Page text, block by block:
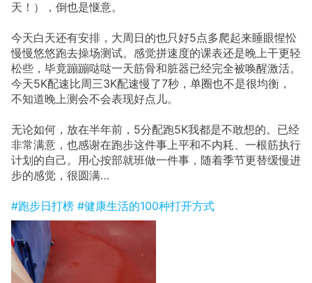
天！），倒也是惬意。
今天白天还有安排，大周日的也只好5点多爬起来睡眼惺忪
慢慢悠悠跑去操场测试。感觉拼速度的课表还是晚上干更轻
松些，毕竟蹦蹦哒哒一天筋骨和脏器已经完全被唤醒激活。
今天5K配速比周三3K配速慢了7秒，单圈也不是很均衡，
不知道晚上测会不会表现好点儿。
无论如何，放在半年前，5分配跑5K我都是不敢想的。已经
非常满意，也感谢在跑步这件事上平和不内耗、一根筋执行
计划的自己。用心按部就班做一件事，随着季节更替缓慢进
步的感觉，很圆满…
#跑步日打榜 #健康生活的100种打开方式